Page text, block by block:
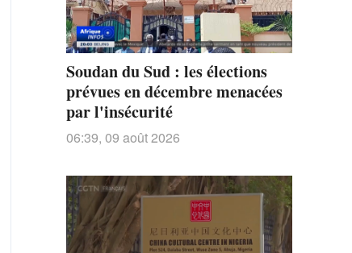
Soudan du Sud : les élections
prévues en décembre menacées
par l'insécurité
06:39, 09 août 2026